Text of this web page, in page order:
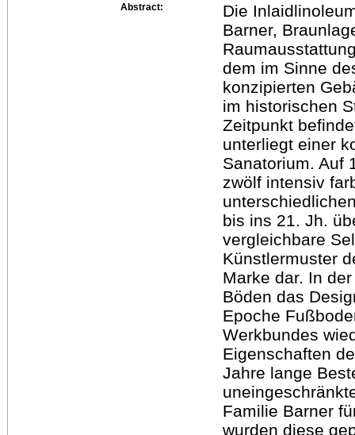
Abstract:
Die
Barner,
dem im Sinne
konzipierten
im historischen
Zeitpunkt
unterliegt einer
Sanatorium. Auf
zwölf intensiv
bis ins 21. Jh.
vergleichbare
Künstlermuster
Marke dar. In
Böden das
Epoche
Werkbundes
Eigenschaften
Jahre lange
Familie Barner
wurden diese